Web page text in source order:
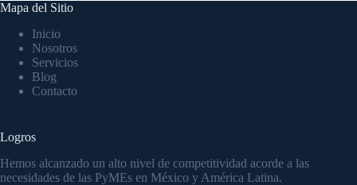
Mapa del Sitio
Inicio
Nosotros
Servicios
Blog
Contacto
Logros
Hemos alcanzado un alto nivel de competitividad acorde a las
necesidades de las PyMEs en México y América Latina.